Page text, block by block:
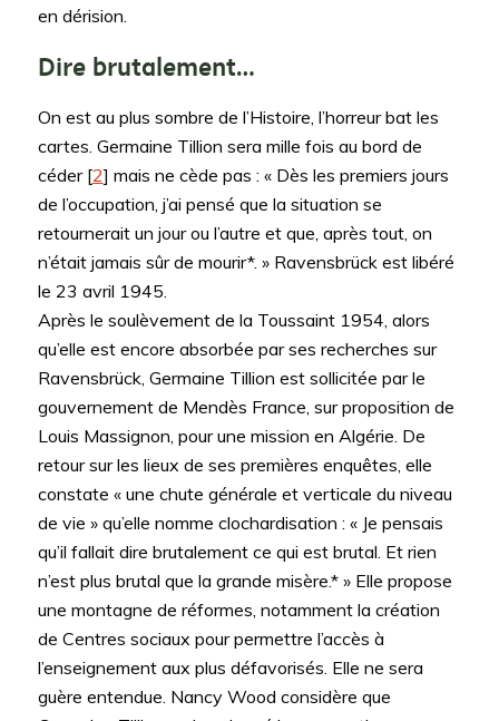
en dérision.
Dire brutalement…
On est au plus sombre de l’Histoire, l’horreur bat les
cartes. Germaine Tillion sera mille fois au bord de
céder [2] mais ne cède pas : « Dès les premiers jours
de l’occupation, j’ai pensé que la situation se
retournerait un jour ou l’autre et que, après tout, on
n’était jamais sûr de mourir*. » Ravensbrück est libéré
le 23 avril 1945.
Après le soulèvement de la Toussaint 1954, alors
qu’elle est encore absorbée par ses recherches sur
Ravensbrück, Germaine Tillion est sollicitée par le
gouvernement de Mendès France, sur proposition de
Louis Massignon, pour une mission en Algérie. De
retour sur les lieux de ses premières enquêtes, elle
constate « une chute générale et verticale du niveau
de vie » qu’elle nomme clochardisation : « Je pensais
qu’il fallait dire brutalement ce qui est brutal. Et rien
n’est plus brutal que la grande misère.* » Elle propose
une montagne de réformes, notamment la création
de Centres sociaux pour permettre l’accès à
l’enseignement aux plus défavorisés. Elle ne sera
guère entendue. Nancy Wood considère que